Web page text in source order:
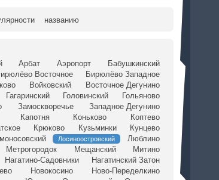
названию
Арбат Аэропорт
Бабушкинский
Восточное
Бирюлёво Западное
Войковский
Восточное Дегунино
Гагаринский Головинский
Гольяново
Замоскворечье
Западное Дегунино
Капотня Коньково
Коптево
Крюково Кузьминки
Кунцево
Лосиноостровский
Люблино
Метрогородок Мещанский
Митино
Нагатино-Садовники
Нагатинский Затон
Новокосино
Ново-Переделкино